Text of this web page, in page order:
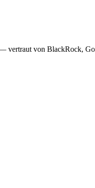
vertraut von BlackRock,